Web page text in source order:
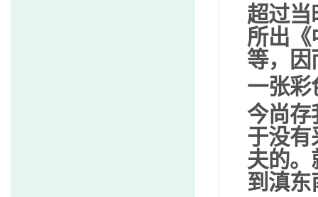
超过当
所出《
等，因
一张彩
今尚存
于没有
夫的。
到滇东